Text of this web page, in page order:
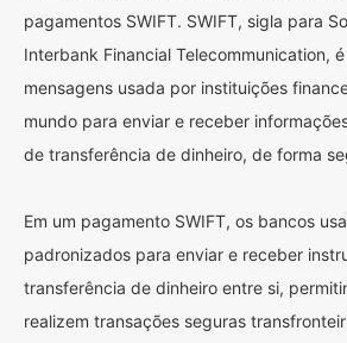
pagamentos SWIFT. SWIFT, sigla para
Interbank Financial Telecommunication,
mensagens usada por instituições
mundo para enviar e receber
de transferência de dinheiro, de forma
Em um pagamento SWIFT, os bancos
padronizados para enviar e receber
transferência de dinheiro entre si,
realizem transações seguras